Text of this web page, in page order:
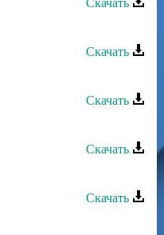
Скачать
ты
Скачать
Скачать
Скачать
Скачать